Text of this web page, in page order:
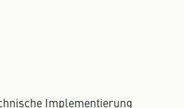
Implementierung